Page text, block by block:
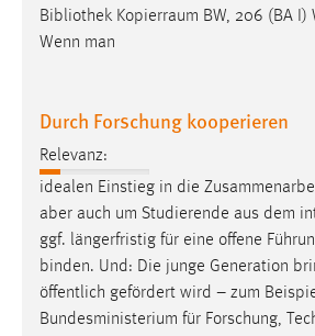
Bibliothek Kopierraum BW, 206 (BA I)
Wenn man
Durch Forschung kooperieren
Relevanz:
idealen Einstieg in die
aber auch um Studierende aus dem
ggf. längerfristig für eine offene
binden. Und: Die junge Generation
öffentlich gefördert wird – zum
Bundesministerium für Forschung,